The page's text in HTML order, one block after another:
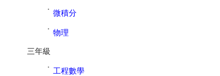
˙ 微積分
˙ 物理
三年級
˙ 工程數學